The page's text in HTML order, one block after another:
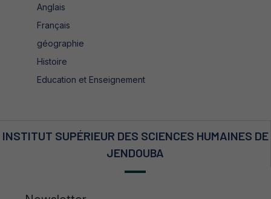
Anglais
Français
géographie
Histoire
Education et Enseignement
INSTITUT SUPÉRIEUR DES SCIENCES HUMAINES DE
JENDOUBA